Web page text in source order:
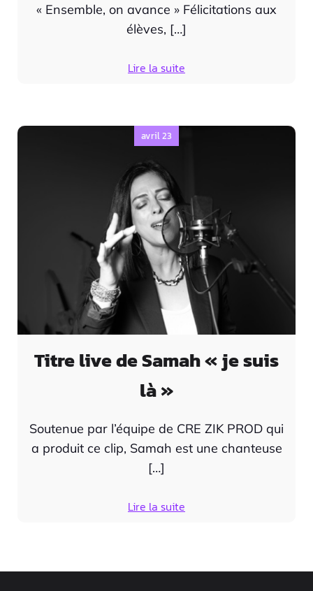
« Ensemble, on avance » Félicitations aux
élèves, […]
Lire la suite
avril 23
Titre live de Samah « je suis
là »
Soutenue par l’équipe de CRE ZIK PROD qui
a produit ce clip, Samah est une chanteuse
[…]
Lire la suite